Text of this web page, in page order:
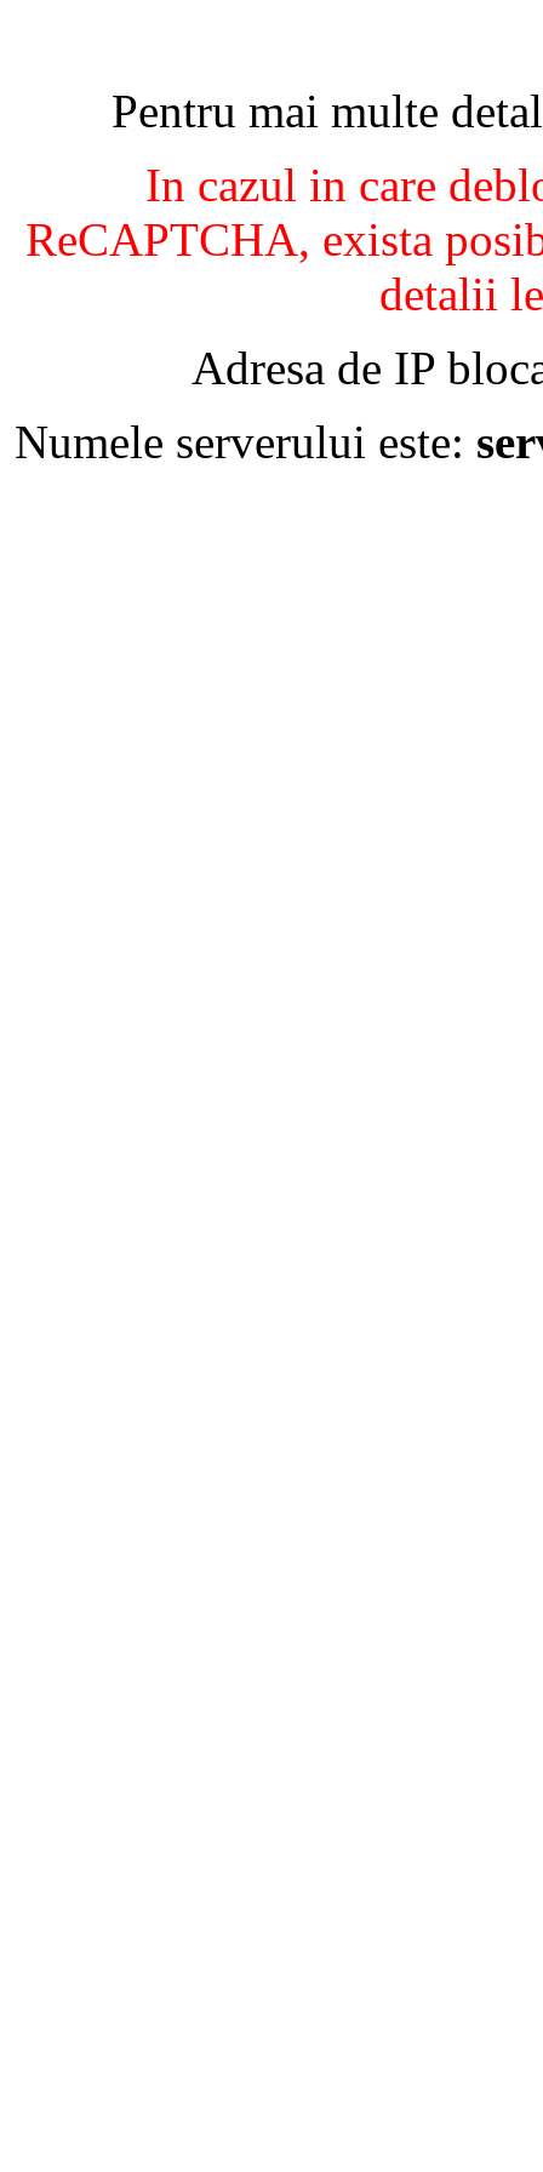
Pentru mai multe
In cazul in care
ReCAPTCHA, exista
detalii
Adresa de IP
Numele serverului este: